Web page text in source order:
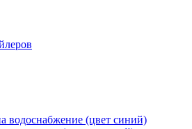
водоснабжение (цвет синий)